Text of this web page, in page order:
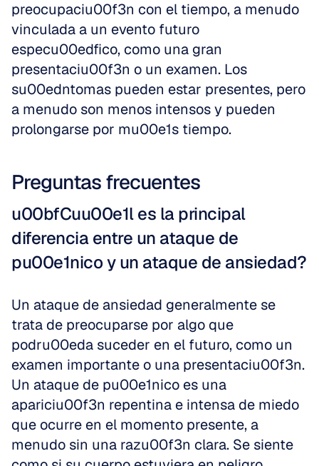
preocupaciu00f3n con el tiempo, a menudo
vinculada a un evento futuro
especu00edfico, como una gran
presentaciu00f3n o un examen. Los
su00edntomas pueden estar presentes, pero
a menudo son menos intensos y pueden
prolongarse por mu00e1s tiempo.
Preguntas frecuentes
u00bfCuu00e1l es la principal
diferencia entre un ataque de
pu00e1nico y un ataque de ansiedad?
Un ataque de ansiedad generalmente se
trata de preocuparse por algo que
podru00eda suceder en el futuro, como un
examen importante o una presentaciu00f3n.
Un ataque de pu00e1nico es una
apariciu00f3n repentina e intensa de miedo
que ocurre en el momento presente, a
menudo sin una razu00f3n clara. Se siente